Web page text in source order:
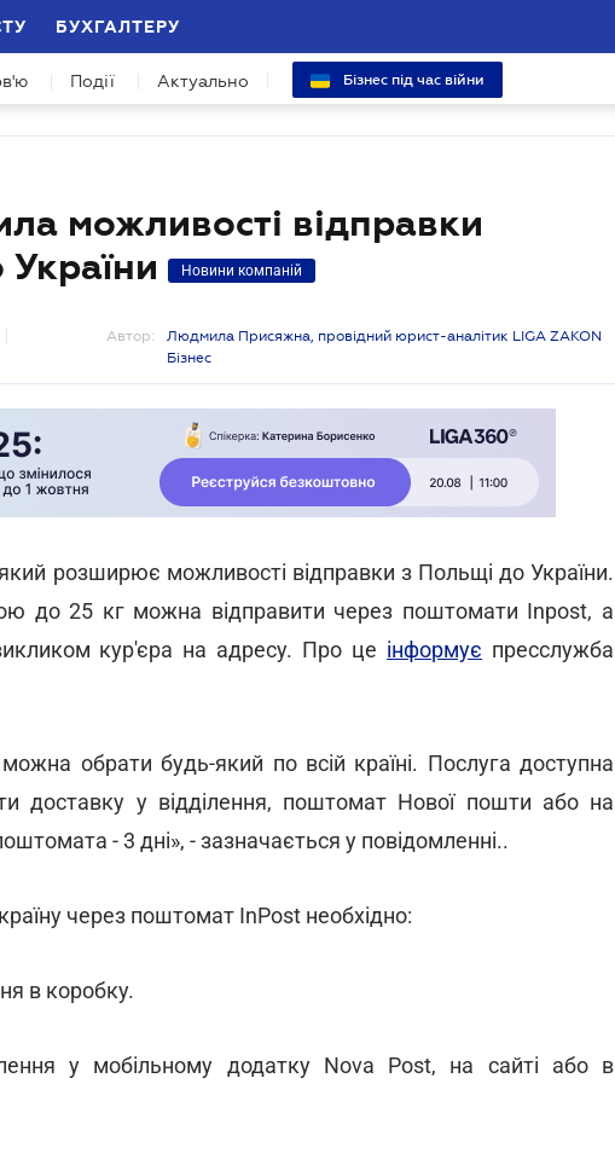
БУХГАЛТЕРУ
Події Актуально Бізнес під час війни
можливості відправки
Новини компаній
Автор:
Людмила Присяжна, провідний юрист-аналітик LIGA ZAKON
Бізнес
розширює можливості відправки з Польщі до України.
до 25 кг можна відправити через поштомати Inpost, а
кур'єра на адресу. Про це інформує пресслужба
обрати будь-який по всій країні. Послуга доступна
доставку у відділення, поштомат Нової пошти або на
- 3 дні», - зазначається у повідомленні..
через поштомат InРost необхідно:
в коробку.
у мобільному додатку Nova Post, на сайті або в